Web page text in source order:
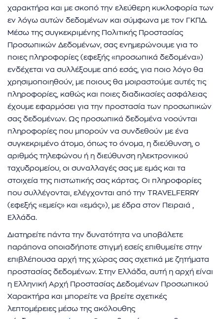
χαρακτήρα και με σκοπό την ελεύθερη κυκλοφορία των
εν λόγω αυτών δεδομένων και σύμφωνα με τον ΓΚΠΔ.
Μέσω της συγκεκριμένης Πολιτικής Προστασίας
Προσωπικών Δεδομένων, σας ενημερώνουμε για το
ποιες πληροφορίες (εφεξής «προσωπικά δεδομένα»)
ενδέχεται να συλλέξουμε από εσάς, για ποιο λόγο θα
χρησιμοποιηθούν, με ποιους θα μοιραστούμε αυτές τις
πληροφορίες, καθώς και ποιες διαδικασίες ασφάλειας
έχουμε εφαρμόσει για την προστασία των προσωπικών
σας δεδομένων. Ως προσωπικά δεδομένα νοούνται
πληροφορίες που μπορούν να συνδεθούν με ένα
συγκεκριμένο άτομο, όπως το όνομα, η διεύθυνση, ο
αριθμός τηλεφώνου ή η διεύθυνση ηλεκτρονικού
ταχυδρομείου, οι συναλλαγές σας με εμάς και τα
στοιχεία της πιστωτικής σας κάρτας. Οι πληροφορίες
που συλλέγονται, ελέγχονται από την TRAVELFERRY
(εφεξής «εμείς» και «εμάς»), με έδρα στον Πειραιά ,
Ελλάδα.
Διατηρείτε πάντα την δυνατότητα να υποβάλετε
παράπονα οποιαδήποτε στιγμή εσείς επιθυμείτε στην
επιβλέπουσα αρχή της χώρας σας σχετικά με ζητήματα
προστασίας δεδομένων. Στην Ελλάδα, αυτή η αρχή είναι
η Ελληνική Αρχή Προστασίας Δεδομένων Προσωπικού
Χαρακτήρα και μπορείτε να βρείτε σχετικές
λεπτομέρειες μέσω της ακόλουθης